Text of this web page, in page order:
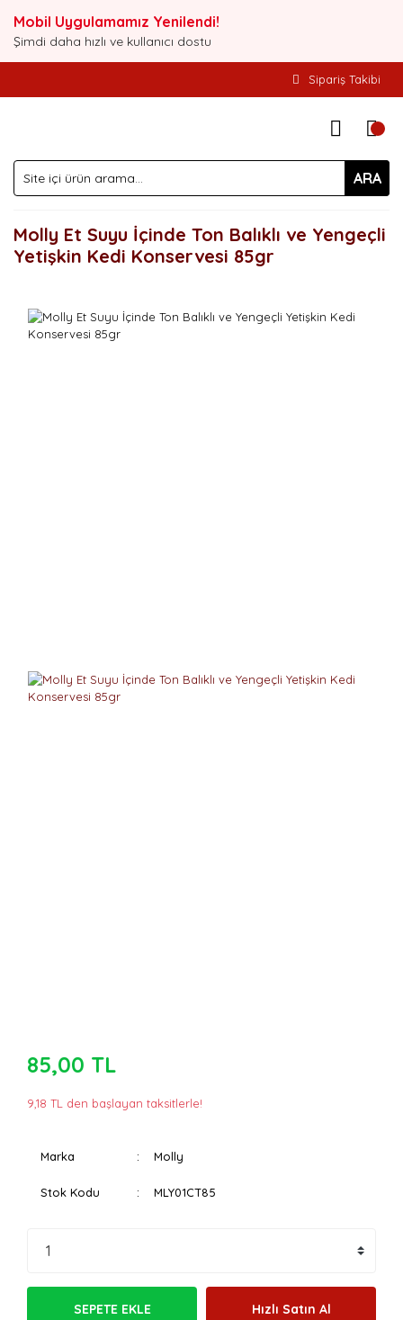
Mobil Uygulamamız Yenilendi!
Şimdi daha hızlı ve kullanıcı dostu
Sipariş Takibi
ARA
Molly Et Suyu İçinde Ton Balıklı ve Yengeçli
Yetişkin Kedi Konservesi 85gr
85,00 TL
9,18 TL den başlayan taksitlerle!
Marka Molly
Stok Kodu MLY01CT85
SEPETE EKLE Hızlı Satın Al